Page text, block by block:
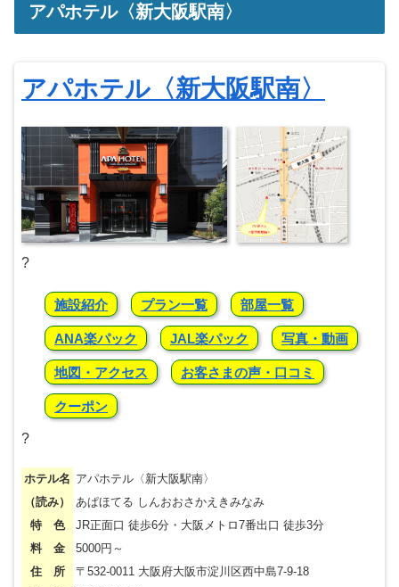
アパホテル〈新大阪駅南〉
アパホテル〈新大阪駅南〉
?
施設紹介 プラン一覧 部屋一覧
ANA楽パック JAL楽パック 写真・動画
地図・アクセス お客さまの声・口コミ
クーポン
?
ホテル名 アパホテル〈新大阪駅南〉
（読み）
あぱほてる しんおおさかえきみなみ
特 色
JR正面口 徒歩6分・大阪メトロ7番出口 徒歩3分
料 金
5000円～
住 所
〒532-0011 大阪府大阪市淀川区西中島7-9-18